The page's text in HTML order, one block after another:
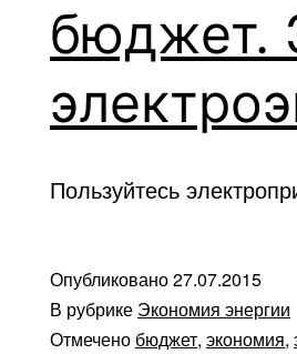
бюджет.
Пользуйтесь
Опубликовано27.07.2015
В рубрике Экономия энергии
Отмечено бюджет, экономия,